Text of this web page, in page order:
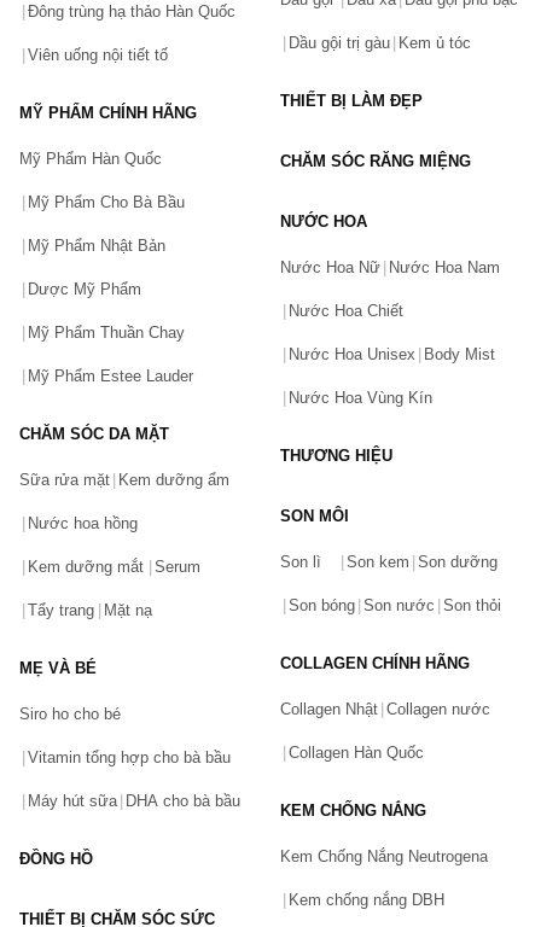
Bạn gặp vấn đề về sản phẩm hay mua hàng?
Hãy báo lỗi cho chúng tôi. Hoặc gọi cho chúng tôi qua số
Đông trùng hạ thảo Hàn Quốc
Viên uống nội tiết tố
MỸ PHẨM CHÍNH HÃNG
Mỹ Phẩm Hàn Quốc
Mỹ Phẩm Cho Bà Bầu
Mỹ Phẩm Nhật Bản
Dược Mỹ Phẩm
Mỹ Phẩm Thuần Chay
Mỹ Phẩm Estee Lauder
CHĂM SÓC DA MẶT
Sữa rửa mặt Kem dưỡng ẩm
Nước hoa hồng
Kem dưỡng mắt Serum
Tẩy trang Mặt nạ
MẸ VÀ BÉ
Siro ho cho bé
Vitamin tổng hợp cho bà bầu
Máy hút sữa DHA cho bà bầu
ĐỒNG HỒ
THIẾT BỊ CHĂM SÓC SỨC
Dầu gội trị gàu Kem ủ tóc
THIẾT BỊ LÀM ĐẸP
CHĂM SÓC RĂNG MIỆNG
NƯỚC HOA
Nước Hoa Nữ Nước Hoa Nam
Nước Hoa Chiết
Nước Hoa Unisex Body Mist
Nước Hoa Vùng Kín
THƯƠNG HIỆU
SON MÔI
Son lì Son kem Son dưỡng
Son bóng Son nước Son thỏi
COLLAGEN CHÍNH HÃNG
Collagen Nhật Collagen nước
Collagen Hàn Quốc
KEM CHỐNG NẮNG
Kem Chống Nắng Neutrogena
Kem chống nắng DBH